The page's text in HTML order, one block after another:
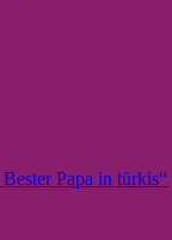
Papa in türkis“